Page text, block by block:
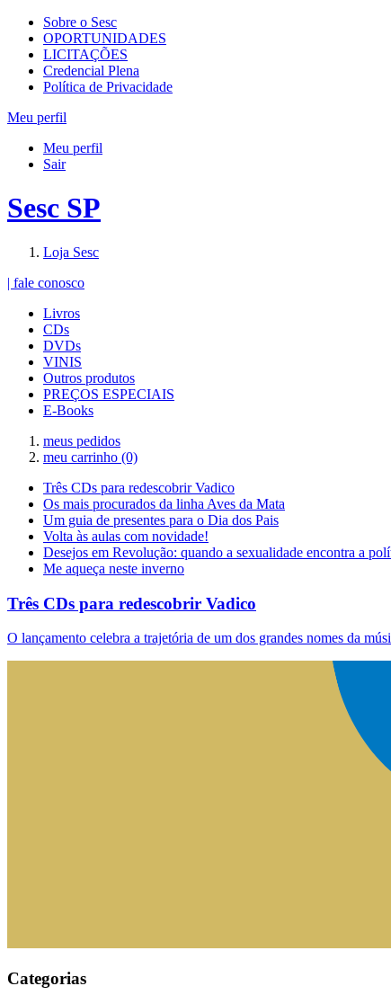
Sobre o Sesc
OPORTUNIDADES
LICITAÇÕES
Credencial Plena
Política de Privacidade
Meu perfil
Meu perfil
Sair
Sesc SP
Loja Sesc
| fale conosco
Livros
CDs
DVDs
VINIS
Outros produtos
PREÇOS ESPECIAIS
E-Books
meus pedidos
meu carrinho (0)
Três CDs para redescobrir Vadico
Os mais procurados da linha Aves da Mata
Um guia de presentes para o Dia dos Pais
Volta às aulas com novidade!
Desejos em Revolução: quando a sexualidade encontra a
Me aqueça neste inverno
Três CDs para redescobrir Vadico
O lançamento celebra a trajetória de um dos grandes nomes da
Categorias